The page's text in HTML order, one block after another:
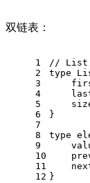
双链表：
1
2
3
4
5
6
7
8
9
10
11
12
// List
type
}
type
}